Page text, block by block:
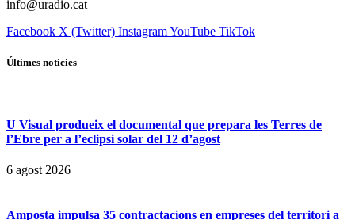
info@uradio.cat
Facebook X (Twitter) InstagramYouTube TikTok
Últimes notícies
U Visual produeix el documental que prepara les Terres de
l’Ebre per a l’eclipsi solar del 12 d’agost
6 agost 2026
Amposta impulsa 35 contractacions en empreses del territori a